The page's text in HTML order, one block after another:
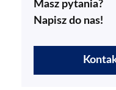
Masz pytania?
Napisz do nas!